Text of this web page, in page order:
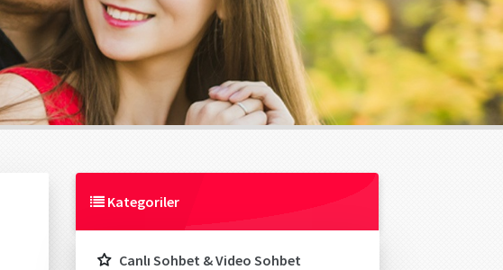
Kategoriler
Canlı Sohbet & Video Sohbet